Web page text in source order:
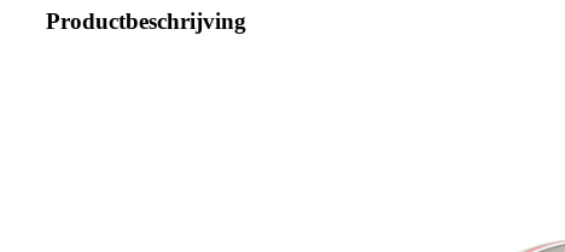
Productbeschrijving